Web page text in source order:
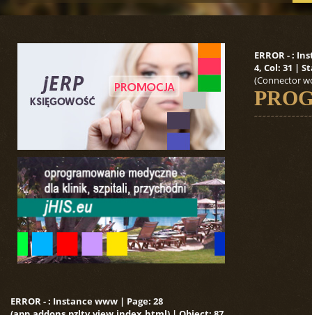
ERROR - : Instance www | Page: 28
ERROR - :
4, Col: 31 |
(Connector